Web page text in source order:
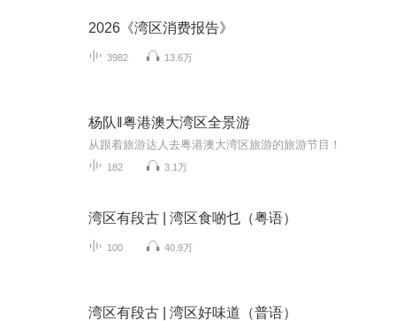
2026《湾区消费报告》
3982 13.6万
杨队‖粤港澳大湾区全景游
从跟着旅游达人去粤港澳大湾区旅游的旅游节目！
182 3.1万
湾区有段古 | 湾区食啲乜（粤语）
100 40.9万
湾区有段古 | 湾区好味道（普语）